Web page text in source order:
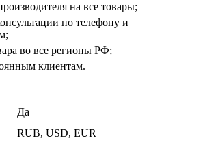
на все товары;
по телефону и
во все регионы РФ;
клиентам.
Да
RUB, USD, EUR